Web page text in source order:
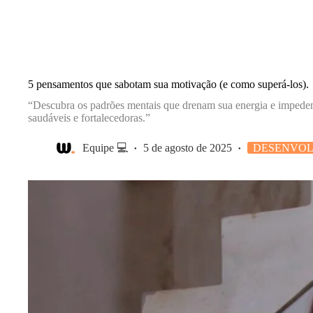
5 pensamentos que sabotam sua motivação (e como superá-los).
“Descubra os padrões mentais que drenam sua energia e
saudáveis e fortalecedoras.”
Equipe 💻 5 de agosto de 2025